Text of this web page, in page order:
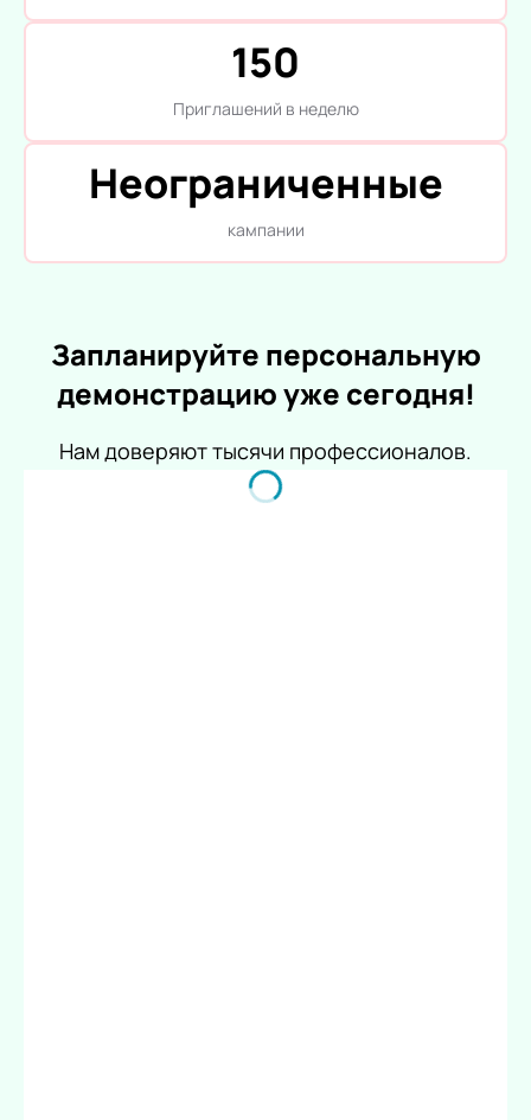
150
Приглашений в неделю
Неограниченные
кампании
Запланируйте персональную
демонстрацию уже сегодня!
Нам доверяют тысячи профессионалов.